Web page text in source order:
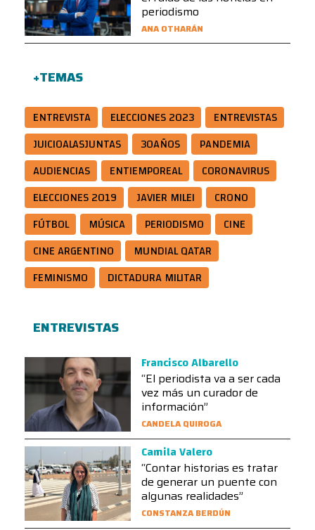
periodismo
ANA OTHARÁN
+TEMAS
ENTREVISTA ELECCIONES 2023
ENTREVISTAS
JUICIOALASJUNTAS
30AÑOS
PANDEMIA
AUDIENCIAS
ENTIEMPOREAL
CORONAVIRUS
ELECCIONES 2019
JAVIER MILEI
CRONO
FÚTBOL
MÚSICA PERIODISMO
CINE
CINE ARGENTINO
MUNDIAL QATAR
FEMINISMO
DICTADURA MILITAR
ENTREVISTAS
Francisco Albarello
“El periodista va a ser cada
vez más un curador de
información”
CANDELA QUIROGA
Camila Valero
“Contar historias es tratar
de generar un puente con
algunas realidades”
CONSTANZA BERDÚN